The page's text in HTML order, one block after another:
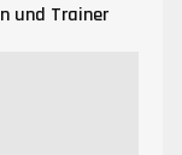
und Trainer